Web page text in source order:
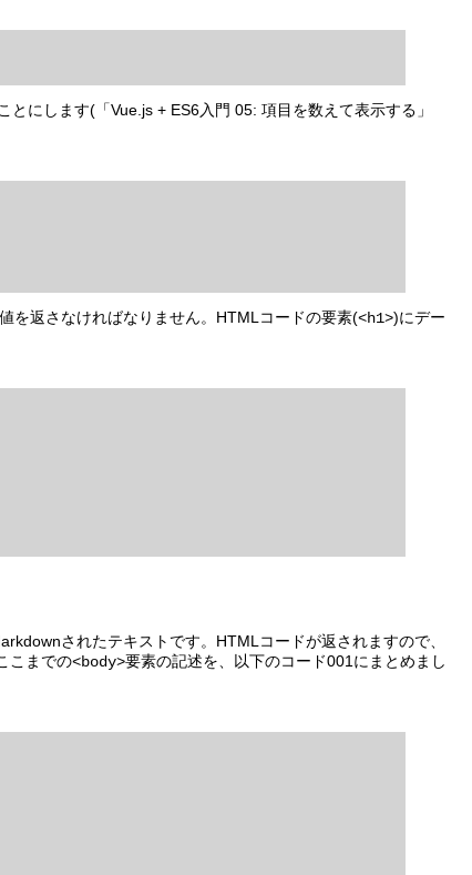
とにします(「Vue.js + ES6入門 05: 項目を数えて表示する」
を返さなければなりません。HTMLコードの要素(<h1>)にデー
されたテキストです。HTMLコードが返されますので、
こまでの<body>要素の記述を、以下のコード001にまとめまし